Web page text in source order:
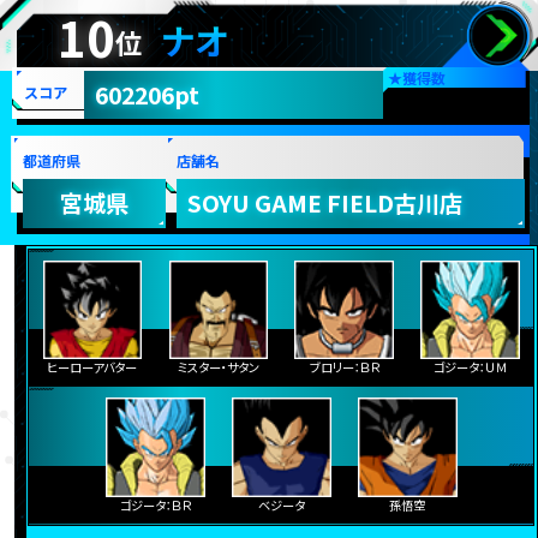
10位 ナオ
★獲得数
スコア 602206pt
都道府県
宮城県
店舗名
SOYU GAME FIELD古川店
ヒーローアバター ミスター・サタン ブロリー：ＢＲ ゴジータ：ＵＭ
ゴジータ：ＢＲ ベジータ 孫悟空